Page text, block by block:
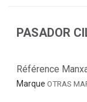
PASADOR
Référence
Marque OTRAS